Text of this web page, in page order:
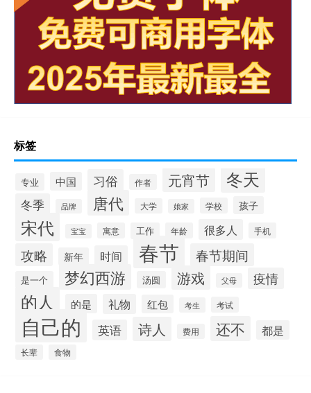
标签
专业 中国 习俗 作者 元宵节 冬天
冬季 品牌 唐代 大学 娘家 学校 孩子
宋代 宝宝 寓意 工作 年龄 很多人 手机
攻略 新年 时间 春节 春节期间
是一个 梦幻西游 汤圆 游戏 父母 疫情
的人 的是 礼物 红包 考生 考试
自己的 英语 诗人 费用 还不 都是
长辈 食物